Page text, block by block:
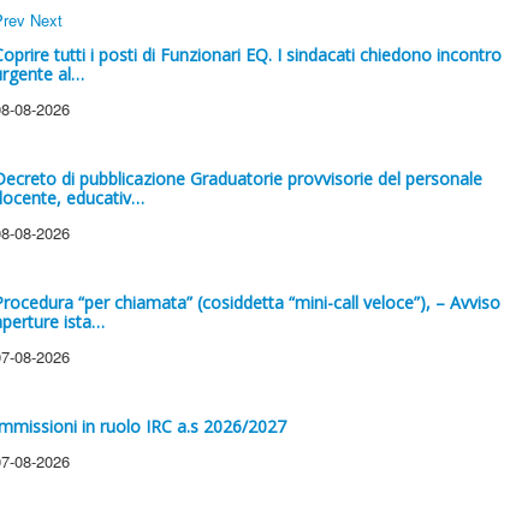
Next
tutti i posti di Funzionari EQ. I sindacati chiedono incontro
al…
08-2026
di pubblicazione Graduatorie provvisorie del personale
educativ…
08-2026
“per chiamata” (cosiddetta “mini-call veloce”), – Avviso
ista…
08-2026
in ruolo IRC a.s 2026/2027
08-2026